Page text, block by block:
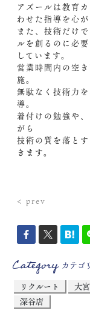
アズールは教育
わせた指導を心が
また、技術だけ
ルを創るのに必
しています。
営業時間内の空
施。
無駄なく技術力
導。
着付けの勉強や
がら
技術の質を落と
きます。
< prev
Categoryカテゴ
リクルート
大
深谷店